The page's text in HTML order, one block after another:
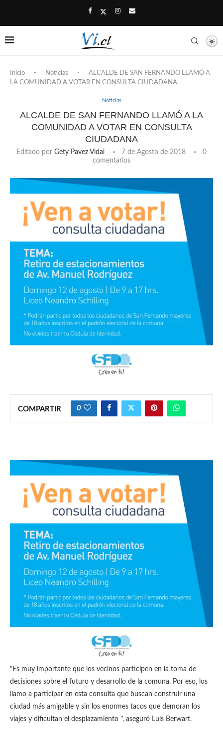
Inicio - Noticias -
ALCALDE DE SAN FERNANDO LLAMÓ A
LA COMUNIDAD A VOTAR EN CONSULTA CIUDADANA
Noticias
ALCALDE DE SAN FERNANDO LLAMÓ A LA
COMUNIDAD A VOTAR EN CONSULTA
CIUDADANA
Editado por Gety Pavez Vidal 7 de Agosto de 2018
0
comentarios
COMPARTIR 0
"Es muy importante que los vecinos participen en la toma de
decisiones sobre el futuro y desarrollo de la comuna. Por eso, los
llamo a participar en esta consulta que buscan construir una
ciudad más amigable y sin los enormes tacos que demoran los
viajes y dificultan el desplazamiento ", aseguró Luis Berwart.